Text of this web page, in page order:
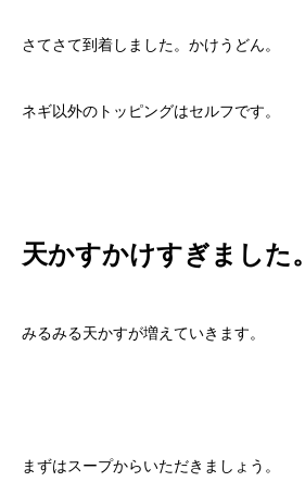
さてさて到着しました。かけうどん。
ネギ以外のトッピングはセルフです。
天かすかけすぎました。
みるみる天かすが増えていきます。
まずはスープからいただきましょう。